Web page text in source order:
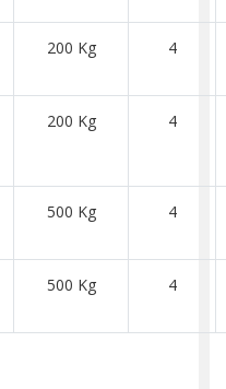
200 Kg 4
200 Kg 4
500 Kg 4
500 Kg 4